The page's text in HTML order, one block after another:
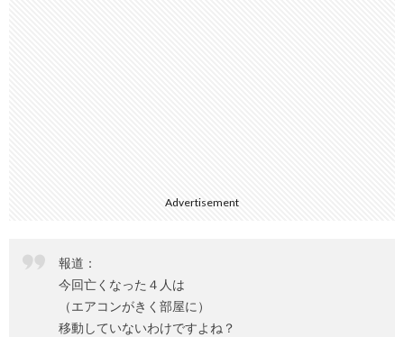
Advertisement
報道：
今回亡くなった４人は
（エアコンがきく部屋に）
移動していないわけですよね？